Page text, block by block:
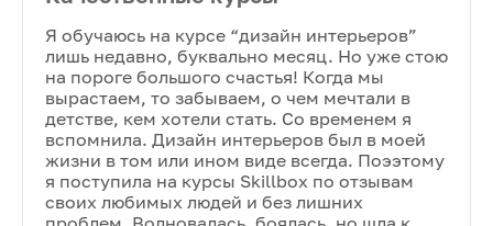
Я обучаюсь на курсе “дизайн интерьеров”
лишь недавно, буквально месяц. Но уже стою
на пороге большого счастья! Когда мы
вырастаем, то забываем, о чем мечтали в
детстве, кем хотели стать. Со временем я
вспомнила. Дизайн интерьеров был в моей
жизни в том или ином виде всегда. Поээтому
я поступила на курсы Skillbox по отзывам
своих любимых людей и без лишних